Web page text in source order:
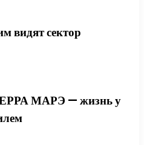
видят сектор
МАРЭ — жизнь у